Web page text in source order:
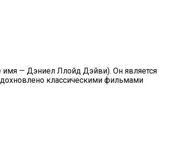
имя — Дэниел Ллойд Дэйви). Он является
классическими фильмами